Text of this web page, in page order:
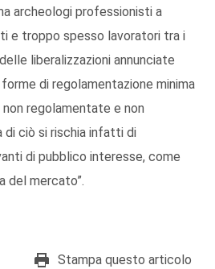
archeologi professionisti a
e troppo spesso lavoratori tra i
liberalizzazioni annunciate
di regolamentazione minima
regolamentate e non
di ciò si rischia infatti di
di pubblico interesse, come
del mercato”.
Stampa questo articolo